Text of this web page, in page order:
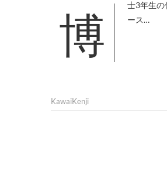
博士3年生の佐藤嶺さんが2025年大会で学生優秀発表賞を受賞しました。おめでとうございます！ [メールニュ ース…
KawaiKenji